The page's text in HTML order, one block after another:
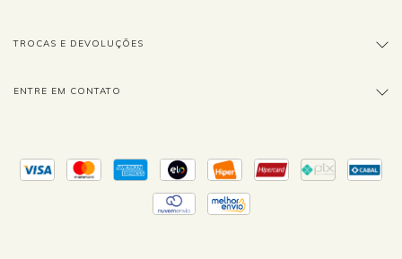
TROCAS E DEVOLUÇÕES
ENTRE EM CONTATO